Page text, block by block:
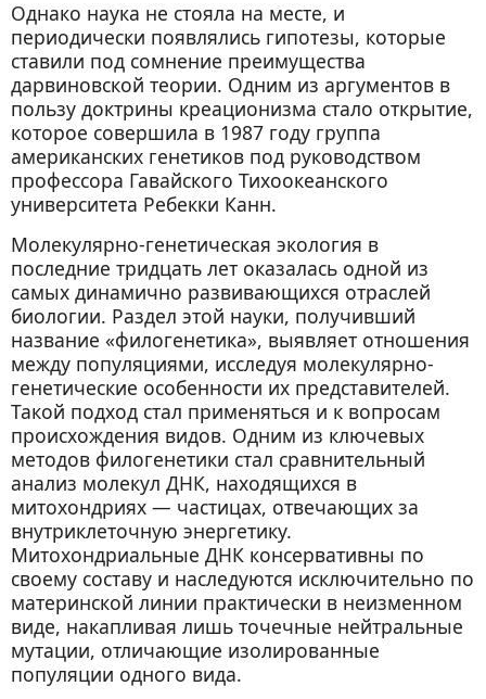
Однако наука не стояла на месте, и
периодически появлялись гипотезы, которые
ставили под сомнение преимущества
дарвиновской теории. Одним из аргументов в
пользу доктрины креационизма стало открытие,
которое совершила в 1987 году группа
американских генетиков под руководством
профессора Гавайского Тихоокеанского
университета Ребекки Канн.
Молекулярно-генетическая экология в
последние тридцать лет оказалась одной из
самых динамично развивающихся отраслей
биологии. Раздел этой науки, получивший
название «филогенетика», выявляет отношения
между популяциями, исследуя молекулярно-
генетические особенности их представителей.
Такой подход стал применяться и к вопросам
происхождения видов. Одним из ключевых
методов филогенетики стал сравнительный
анализ молекул ДНК, находящихся в
митохондриях — частицах, отвечающих за
внутриклеточную энергетику.
Митохондриальные ДНК консервативны по
своему составу и наследуются исключительно по
материнской линии практически в неизменном
виде, накапливая лишь точечные нейтральные
мутации, отличающие изолированные
популяции одного вида.